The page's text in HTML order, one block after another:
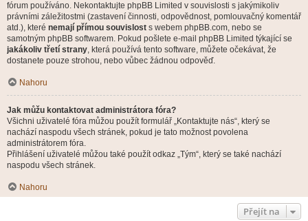
fórum používáno. Nekontaktujte phpBB Limited v souvislosti s jakýmikoliv
právními záležitostmi (zastavení činnosti, odpovědnost, pomlouvačný komentář
atd.), které nemají přímou souvislost s webem phpBB.com, nebo se
samotným phpBB softwarem. Pokud pošlete e-mail phpBB Limited týkající se
jakákoliv třetí strany, která používá tento software, můžete očekávat, že
dostanete pouze strohou, nebo vůbec žádnou odpověď.
Nahoru
Jak můžu kontaktovat administrátora fóra?
Všichni uživatelé fóra můžou použít formulář „Kontaktujte nás“, který se
nachází naspodu všech stránek, pokud je tato možnost povolena
administrátorem fóra.
Přihlášení uživatelé můžou také použít odkaz „Tým“, který se také nachází
naspodu všech stránek.
Nahoru
Přejít na